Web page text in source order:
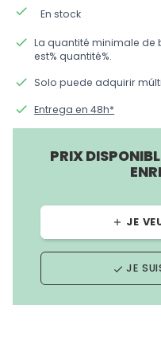
done En stock
done La quantité minimale
est% quantité%.
done Solo puede adquirir
done Entrega en 48h*
PRIX
add JE
done JE